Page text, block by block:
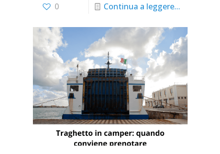
0 Continua a leggere...